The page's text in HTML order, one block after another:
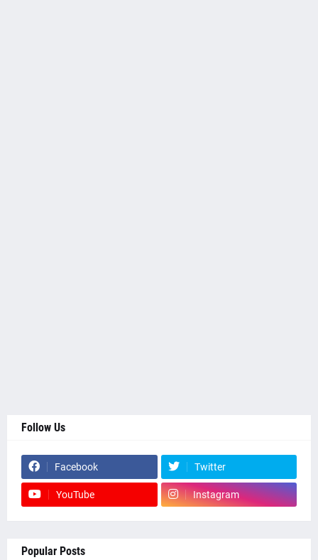
Follow Us
Facebook Twitter
YouTube Instagram
Popular Posts